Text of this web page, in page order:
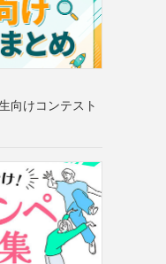
向けコンテスト